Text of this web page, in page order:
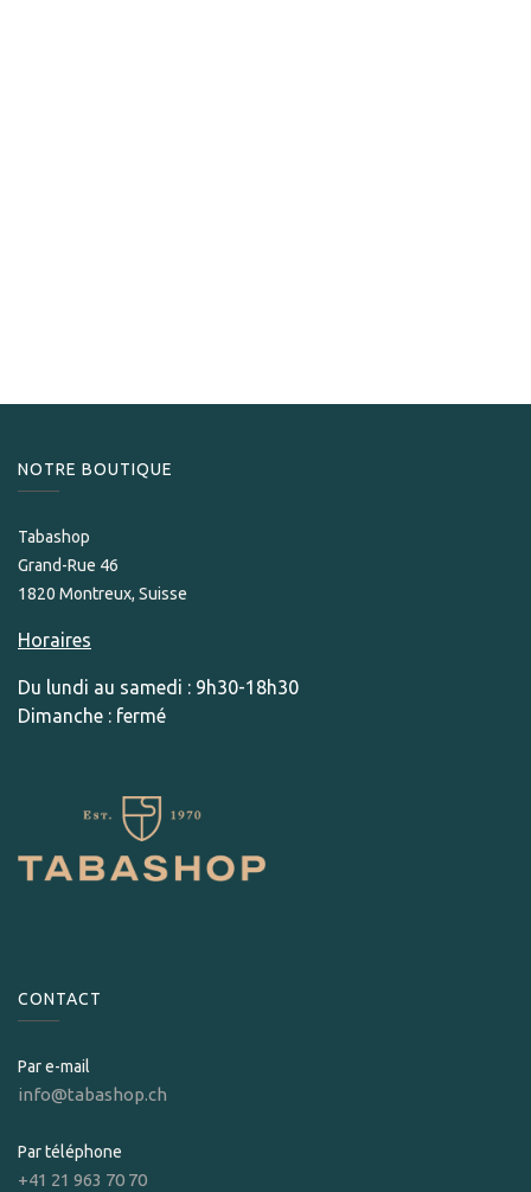
NOTRE BOUTIQUE
Tabashop
Grand-Rue 46
1820 Montreux, Suisse
Horaires
Du lundi au samedi : 9h30-18h30
Dimanche : fermé
CONTACT
Par e-mail
info@tabashop.ch
Par téléphone
+41 21 963 70 70